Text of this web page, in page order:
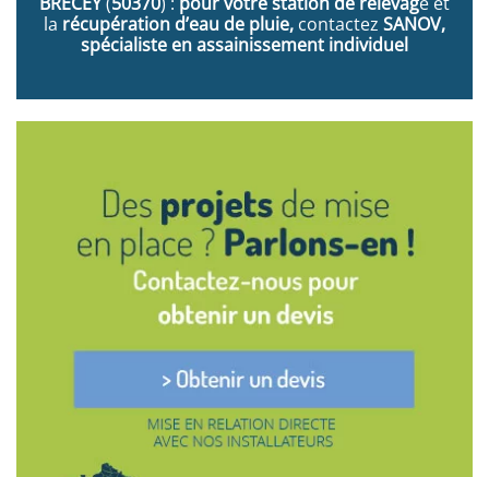
la récupération d’eau de pluie, contactez SANOV,
spécialiste en assainissement individuel